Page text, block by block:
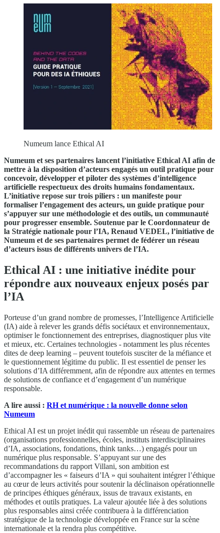
Numeum lance Ethical AI
Numeum et ses partenaires lancent l’initiative Ethical AI afin de
mettre à la disposition d’acteurs engagés un outil pratique pour
concevoir, développer et piloter des systèmes d’intelligence
artificielle respectueux des droits humains fondamentaux.
L’initiative repose sur trois piliers : un manifeste pour
formaliser l’engagement des acteurs, un guide pratique pour
s’appuyer sur une méthodologie et des outils, un communauté
pour progresser ensemble. Soutenue par le Coordonnateur de
la Stratégie nationale pour l’IA, Renaud VEDEL, l’initiative de
Numeum et de ses partenaires permet de fédérer un réseau
d’acteurs issus de différents univers de l’IA.
Ethical AI : une initiative inédite pour
répondre aux nouveaux enjeux posés par
l’IA
Porteuse d’un grand nombre de promesses, l’Intelligence Artificielle
(IA) aide à relever les grands défis sociétaux et environnementaux,
optimiser le fonctionnement des entreprises, diagnostiquer plus vite
et mieux, etc. Certaines technologies - notamment les plus récentes
dites de deep learning – peuvent toutefois susciter de la méfiance et
le questionnement légitime du public. Il est essentiel de penser les
solutions d’IA différemment, afin de répondre aux attentes en termes
de solutions de confiance et d’engagement d’un numérique
responsable.
A lire aussi : RH et numérique : la nouvelle donne selon
Numeum
Ethical AI est un projet inédit qui rassemble un réseau de partenaires
(organisations professionnelles, écoles, instituts interdisciplinaires
d’IA, associations, fondations, think tanks…) engagés pour un
numérique plus responsable. S’appuyant sur une des
recommandations du rapport Villani, son ambition est
d’accompagner les « faiseurs d’IA » qui souhaitent intégrer l’éthique
au cœur de leurs activités pour soutenir la déclinaison opérationnelle
de principes éthiques généraux, issus de travaux existants, en
méthodes et outils pratiques. La valeur ajoutée liée à des solutions
plus responsables ainsi créée contribuera à la différenciation
stratégique de la technologie développée en France sur la scène
internationale et la rendra plus compétitive.